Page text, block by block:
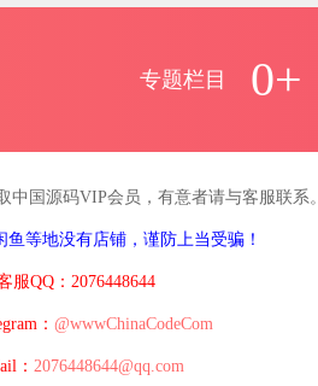
专题栏目 0+
中国源码VIP会员，有意者请与客服联系。
鱼等地没有店铺，谨防上当受骗！
服QQ：2076448644
： @wwwChinaCodeCom
： 2076448644@qq.com